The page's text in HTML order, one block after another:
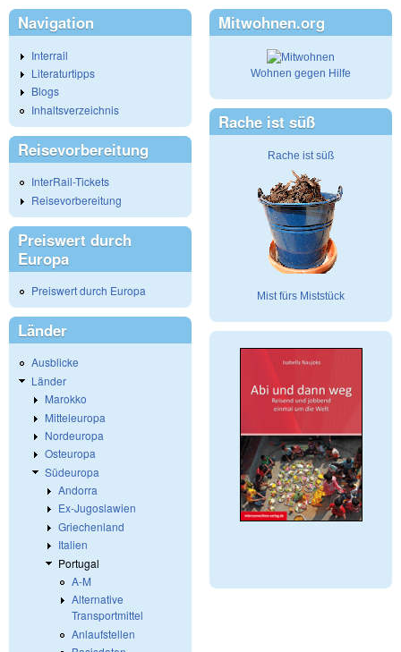
Navigation
Interrail
Literaturtipps
Blogs
Inhaltsverzeichnis
Reisevorbereitung
InterRail-Tickets
Reisevorbereitung
Preiswert durch
Europa
Preiswert durch Europa
Länder
Ausblicke
Länder
Marokko
Mitteleuropa
Nordeuropa
Osteuropa
Südeuropa
Andorra
Ex-Jugoslawien
Griechenland
Italien
Portugal
A-M
Alternative
Transportmittel
Anlaufstellen
Mitwohnen.org
Wohnen gegen Hilfe
Rache ist süß
Rache ist süß
Mist fürs Miststück